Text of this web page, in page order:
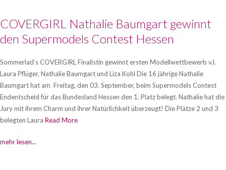
COVERGIRL Nathalie Baumgart gewinnt
den Supermodels Contest Hessen
Sommerlad’s COVERGIRL Finalistin gewinnt ersten Modellwettbewerb v.l.
Laura Pflüger, Nathalie Baumgart und Liza Kohl Die 16 jährige Nathalie
Baumgart hat am Freitag, den 03. September, beim Supermodels Contest
Endentscheid für das Bundesland Hessen den 1. Platz belegt. Nathalie hat die
Jury mit ihrem Charm und ihrer Natürlichkeit überzeugt! Die Plätze 2 und 3
belegten Laura Read More
mehr lesen...